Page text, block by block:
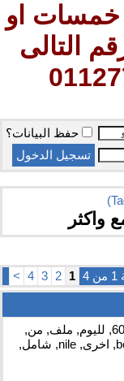
خمسات او
التالى
حفظ البيانات؟
واكثر
1
2
3
4
>